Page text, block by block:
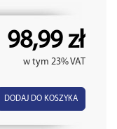
98,99 zł
w tym 23% VAT
DODAJ DO KOSZYKA